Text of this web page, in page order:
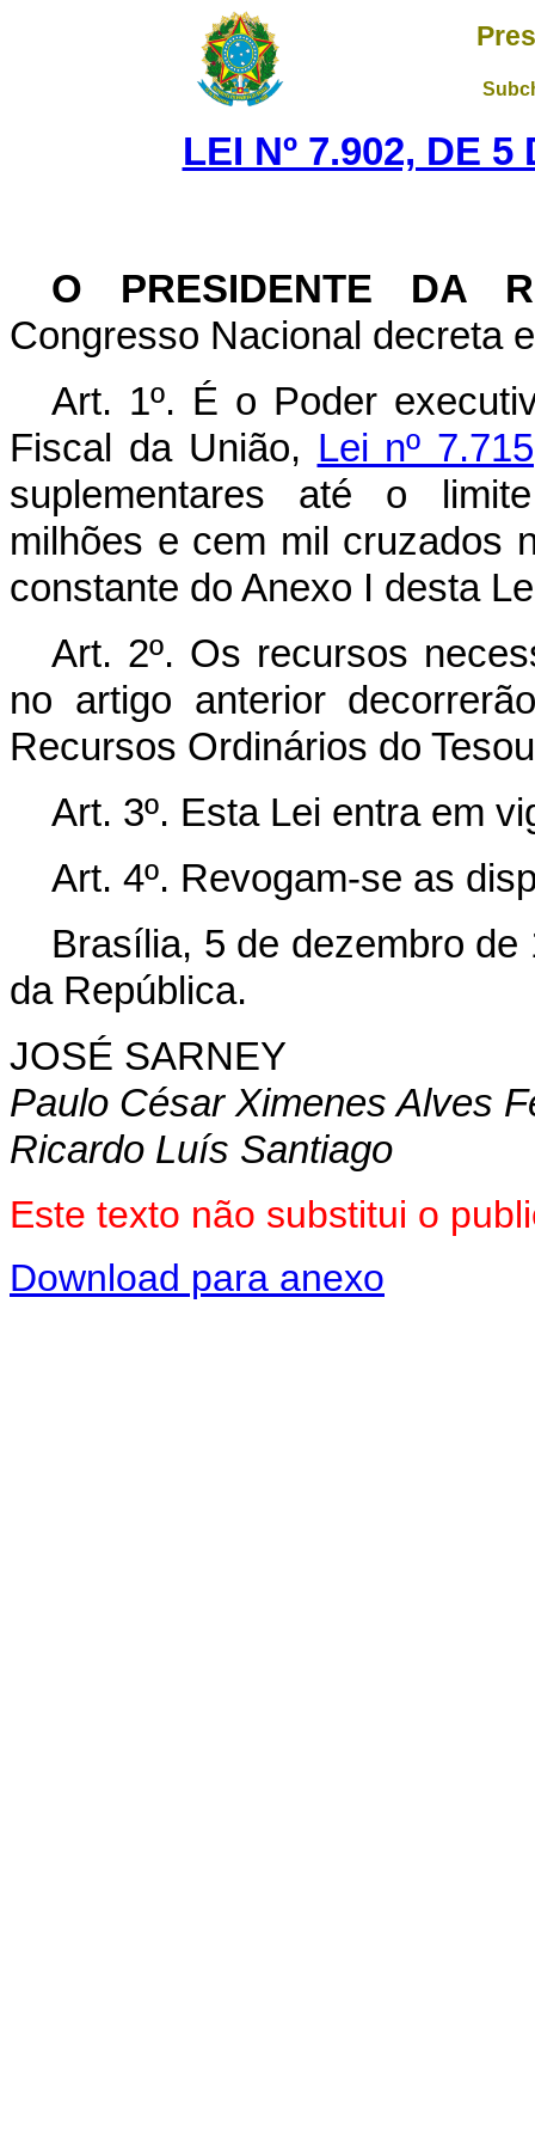
LEI Nº 7.902, DE
O PRESIDENTE DA
Congresso Nacional decreta
Art. 1º. É o Poder
Fiscal da União, Lei nº
suplementares até o
milhões e cem mil cruzados
constante do Anexo I desta
Art. 2º. Os recursos
no artigo anterior
Recursos Ordinários do
Art. 3º. Esta Lei entra em
Art. 4º. Revogam-se as
Brasília, 5 de dezembro de
da República.
JOSÉ SARNEY
Paulo César Ximenes Alves
Ricardo Luís Santiago
Este texto não substitui o
Download para anexo